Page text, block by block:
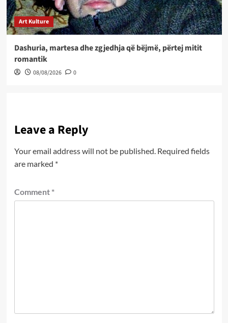
Art Kulture
Dashuria, martesa dhe zgjedhja që bëjmë, përtej mitit
romantik
08/08/2026 0
Leave a Reply
Your email address will not be published. Required fields
are marked *
Comment *